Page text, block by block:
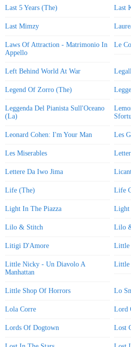
Last 5 Years (The) Last
Last Mimzy
Laws Of Attraction - Matrimonio In
Appello
Le
Left Behind World At War
Legend Of Zorro (The)
Leggenda Del Pianista Sull'Oceano
(La)
Leonard Cohen: I'm Your Man Les
Les Miserables
Lettere Da Iwo Jima
Life (The) Life
Light In The Piazza Light
Lilo & Stitch Lilo
Litigi D'Amore Little
Little Nicky - Un Diavolo A
Manhattan
Little
Little Shop Of Horrors Lo
Lola Corre Lord
Lords Of Dogtown Lost